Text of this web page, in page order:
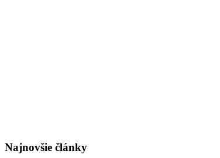
Najnovšie články